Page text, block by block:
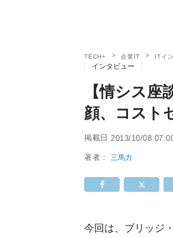
TECH+ 企業IT ITイ
インタビュー
【情シス
顔、コスト
掲載日 2013/10/08
著者：三馬力
今回は、ブリッジ